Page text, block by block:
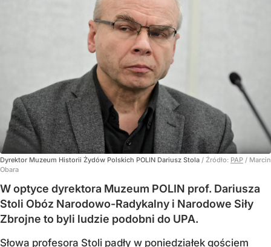
Dyrektor Muzeum Historii Żydów Polskich POLIN Dariusz Stola / Źródło: PAP / Marcin
Obara
W optyce dyrektora Muzeum POLIN prof. Dariusza
Stoli Obóz Narodowo-Radykalny i Narodowe Siły
Zbrojne to byli ludzie podobni do UPA.
Słowa profesora Stoli padły w poniedziałek gościem